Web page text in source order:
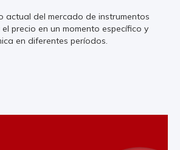
actual del mercado de instrumentos
precio en un momento específico y
en diferentes períodos.